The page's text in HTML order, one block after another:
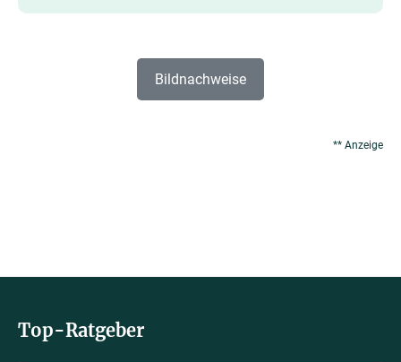
Bildnachweise
** Anzeige
Top-Ratgeber